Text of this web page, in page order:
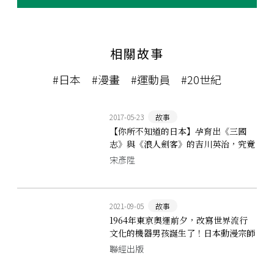
相關故事
#日本 #漫畫 #運動員 #20世紀
2017-05-23 故事
【你所不知道的日本】孕育出《三國
志》與《浪人劍客》的吉川英治，究竟
是何方神聖？
宋彥陞
2021-09-05 故事
1964年東京奧運前夕，改寫世界流行
文化的機器男孩誕生了！日本動漫宗師
手塚治虫筆下的《原子小金剛》
聯經出版